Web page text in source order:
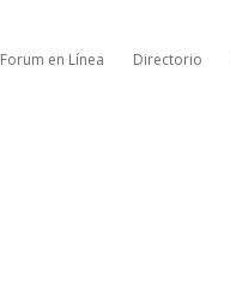
Forum en Línea Directorio